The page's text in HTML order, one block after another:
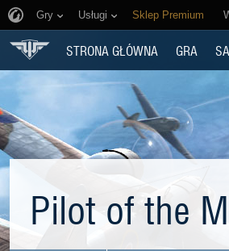
Gry Usługi Sklep Premium
STRONA GŁÓWNA GRA
Pilot of the